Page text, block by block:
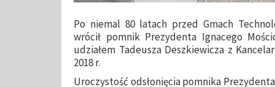
Po niemal 80 latach przed Gmach
wrócił pomnik Prezydenta Ignacego
udziałem Tadeusza Deszkiewicza z
2018 r.
Uroczystość odsłonięcia pomnika